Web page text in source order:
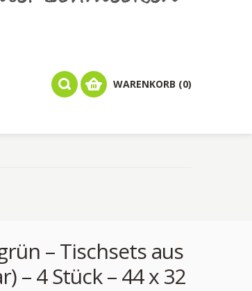
WARENKORB (0)
– Tischsets aus
– 4 Stück – 44 x 32